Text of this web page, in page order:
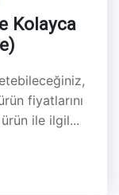
Kolayca
fiyatlarını
ile ilgil...